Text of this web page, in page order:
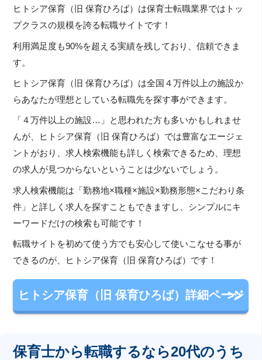
ヒトシア保育（旧 保育ひろば）は保育士転職業界ではトッ
プクラスの規模を誇る転職サイトです！
利用満足度も90%を超える実績を残しており、信頼できま
す。
ヒトシア保育（旧 保育ひろば）は全国４万件以上の施設か
らあなたが理想としている転職先を探す事ができます。
「４万件以上の施設…」と思われた方も多いかもしれませ
んが、ヒトシア保育（旧 保育ひろば）では豊富なエージェ
ントがおり、求人検索機能も詳しく検索できるため、理想
の求人が見つからないということは少ないでしょう。
求人検索機能は「勤務地×職種×施設×勤務形態×こだわり条
件」と詳しく求人を探すこともできますし、シンプルにキ
ーワードだけの検索も可能です！
転職サイトを初めて使う方でも安心して使いこなせる事が
できるのが、ヒトシア保育（旧 保育ひろば）です！
ヒトシア保育（旧 保育ひろば）詳細ページ
保育士から転職するなら20代のうち